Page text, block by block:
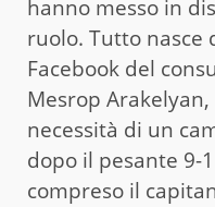
hanno messo in
ruolo. Tutto nasce
Facebook del
Mesrop
necessità di un
dopo il pesante 9-
compreso il